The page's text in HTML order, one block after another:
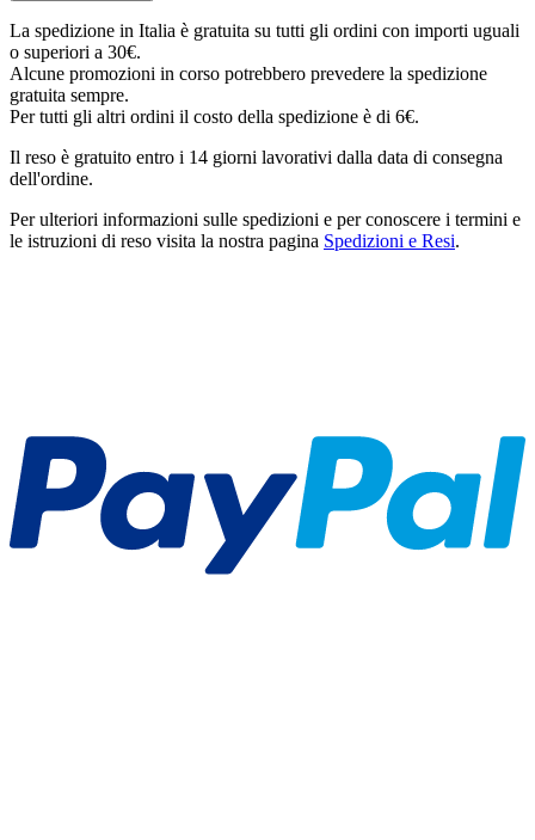
La spedizione in Italia è gratuita su tutti gli ordini con importi uguali
o superiori a 30€.
Alcune promozioni in corso potrebbero prevedere la spedizione
gratuita sempre.
Per tutti gli altri ordini il costo della spedizione è di 6€.
Il reso è gratuito entro i 14 giorni lavorativi dalla data di consegna
dell'ordine.
Per ulteriori informazioni sulle spedizioni e per conoscere i termini e
le istruzioni di reso visita la nostra pagina Spedizioni e Resi.